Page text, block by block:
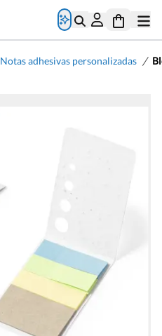
Notas adhesivas personalizadas /